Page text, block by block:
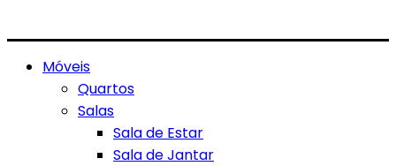
Móveis
Quartos
Salas
Sala de Estar
Sala de Jantar